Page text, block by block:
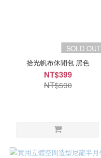
SOLD OUT
拾光帆布休閒包 黑色
NT$399
NT$590